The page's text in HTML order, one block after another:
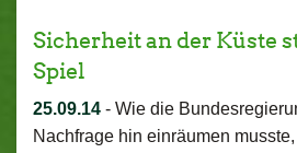
Sicherheit an der Küste
Spiel
25.09.14 - Wie die
Nachfrage hin einräumen